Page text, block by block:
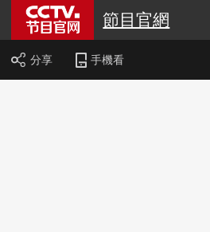
節目官網
分享 手機看